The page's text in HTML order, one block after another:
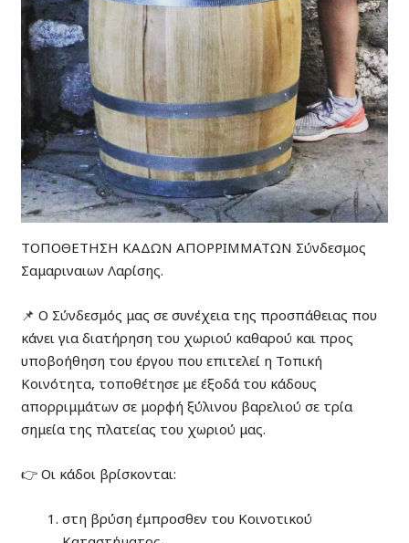
ΤΟΠΟΘΕΤΗΣΗ ΚΑΔΩΝ ΑΠΟΡΡΙΜΜΑΤΩΝ Σύνδεσμος
Σαμαριναιων Λαρίσης.
📌 Ο Σύνδεσμός μας σε συνέχεια της προσπάθειας που
κάνει για διατήρηση του χωριού καθαρού και προς
υποβοήθηση του έργου που επιτελεί η Τοπική
Κοινότητα, τοποθέτησε με έξοδά του κάδους
απορριμμάτων σε μορφή ξύλινου βαρελιού σε τρία
σημεία της πλατείας του χωριού μας.
👉 Οι κάδοι βρίσκονται:
στη βρύση έμπροσθεν του Κοινοτικού